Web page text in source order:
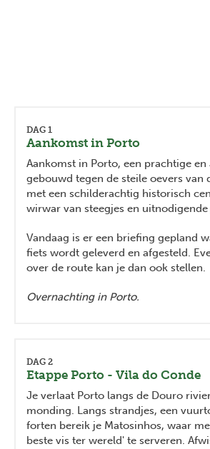
DAG 1
Aankomst in Porto
Aankomst in Porto, een prachtige en
gebouwd tegen de steile oevers van
met een schilderachtig historisch
wirwar van steegjes en
Vandaag is er een briefing gepland
fiets wordt geleverd en afgesteld.
over de route kan je dan ook stellen.
Overnachting in Porto.
DAG 2
Etappe Porto - Vila do Conde
Je verlaat Porto langs de Douro
monding. Langs strandjes, een
forten bereik je Matosinhos, waar
beste vis ter wereld' te serveren.